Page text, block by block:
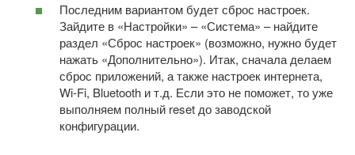
Последним вариантом будет сброс настроек.
Зайдите в «Настройки» – «Система» – найдите
раздел «Сброс настроек» (возможно, нужно будет
нажать «Дополнительно»). Итак, сначала делаем
сброс приложений, а также настроек интернета,
Wi-Fi, Bluetooth и т.д. Если это не поможет, то уже
выполняем полный reset до заводской
конфигурации.